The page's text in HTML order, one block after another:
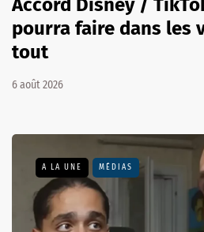
Accord Disney /
pourra faire dans les
tout
6 août 2026
A LA UNE MÉDIAS